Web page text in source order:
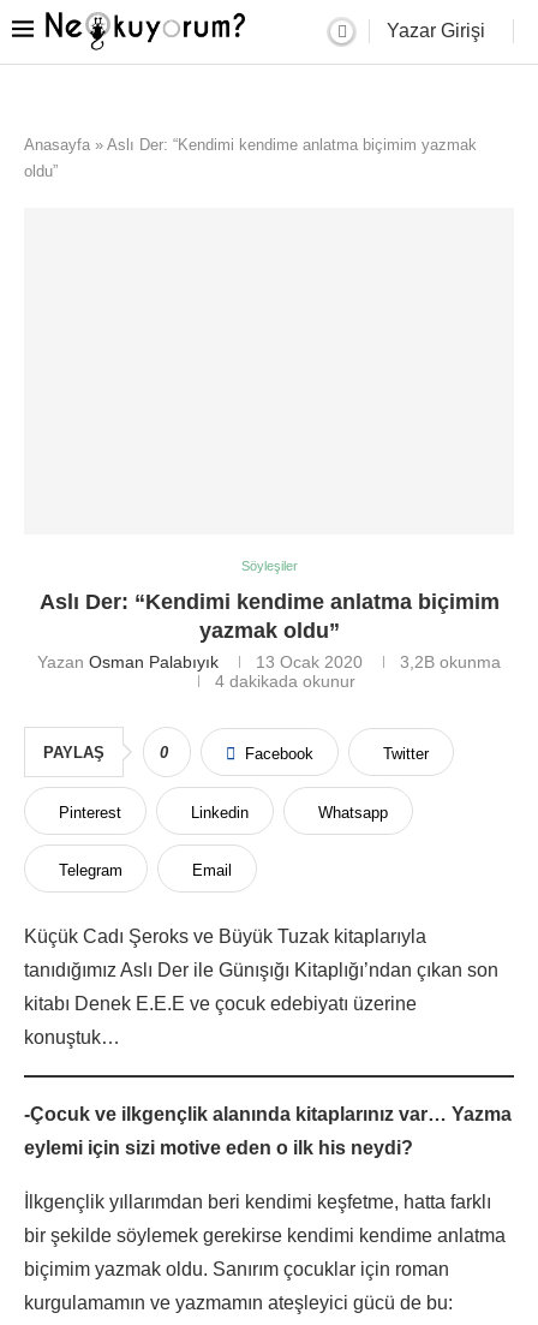
Yazar Girişi
Anasayfa » Aslı Der: “Kendimi kendime anlatma biçimim yazmak
oldu”
Söyleşiler
Aslı Der: “Kendimi kendime anlatma biçimim
yazmak oldu”
Yazan Osman Palabıyık 13 Ocak 2020 3,2B okunma
4 dakikada okunur
PAYLAŞ 0 Facebook Twitter
Pinterest Linkedin Whatsapp
Telegram Email
Küçük Cadı Şeroks ve Büyük Tuzak kitaplarıyla
tanıdığımız Aslı Der ile Günışığı Kitaplığı’ndan çıkan son
kitabı Denek E.E.E ve çocuk edebiyatı üzerine
konuştuk…
-Çocuk ve ilkgençlik alanında kitaplarınız var… Yazma
eylemi için sizi motive eden o ilk his neydi?
İlkgençlik yıllarımdan beri kendimi keşfetme, hatta farklı
bir şekilde söylemek gerekirse kendimi kendime anlatma
biçimim yazmak oldu. Sanırım çocuklar için roman
kurgulamamın ve yazmamın ateşleyici gücü de bu: